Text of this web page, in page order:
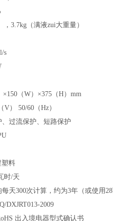
3.7kg（满液zui大重量）
s
（W）×375（H）mm
V） 50/60（Hz）
过流保护、短路保护
塑料
时/天
天300次计算，约为3年（或使用
DXJRT013-2009
出入境电器型式确认书